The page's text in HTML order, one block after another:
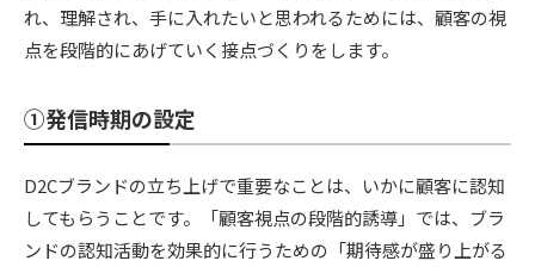
れ、理解され、手に入れたいと思われるためには、顧客の視
点を段階的にあげていく接点づくりをします。
①発信時期の設定
D2Cブランドの立ち上げで重要なことは、いかに顧客に認知
してもらうことです。「顧客視点の段階的誘導」では、ブラ
ンドの認知活動を効果的に行うための「期待感が盛り上がる